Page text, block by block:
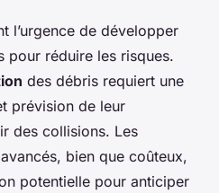
l’urgence de développer
pour réduire les risques.
des débris requiert une
prévision de leur
des collisions. Les
bien que coûteux,
potentielle pour anticiper